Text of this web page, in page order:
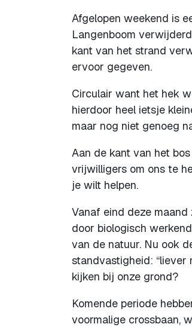
Afgelopen weekend is
Langenboom
kant van het strand
ervoor gegeven.
Circulair want het hek
hierdoor heel ietsje
maar nog niet genoeg
Aan de kant van het
vrijwilligers om ons te
je wilt helpen.
Vanaf eind deze
door biologisch
van de natuur. Nu ook
standvastigheid: “liever
kijken bij onze grond?
Komende periode
voormalige crossbaan,